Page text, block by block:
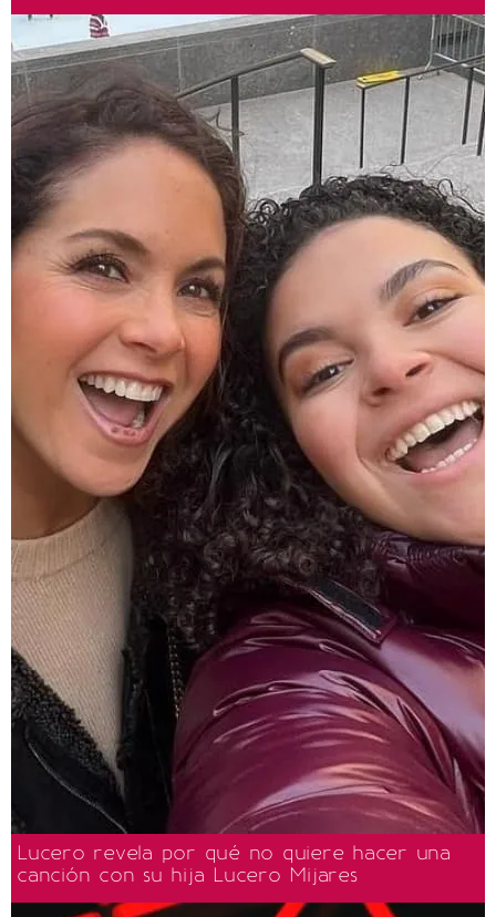
Lucero revela por qué no quiere hacer una
canción con su hija Lucero Mijares